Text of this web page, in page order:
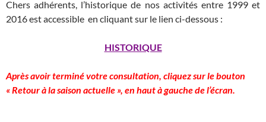
Chers adhérents, l’historique de nos activités entre 1999 et
2016 est accessible en cliquant sur le lien ci-dessous :
HISTORIQUE
Après avoir terminé votre consultation, cliquez sur le bouton
« Retour à la saison actuelle », en haut à gauche de l’écran.